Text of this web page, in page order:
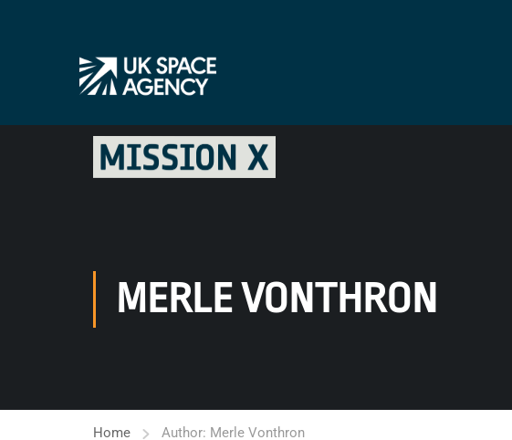
MERLE VONTHRON
Home Author: Merle Vonthron